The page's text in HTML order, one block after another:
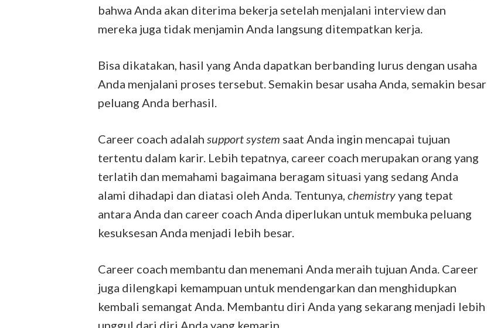
bahwa Anda akan diterima bekerja setelah menjalani interview dan
mereka juga tidak menjamin Anda langsung ditempatkan kerja.
Bisa dikatakan, hasil yang Anda dapatkan berbanding lurus dengan usaha
Anda menjalani proses tersebut. Semakin besar usaha Anda, semakin besar
peluang Anda berhasil.
Career coach adalah support system saat Anda ingin mencapai tujuan
tertentu dalam karir. Lebih tepatnya, career coach merupakan orang yang
terlatih dan memahami bagaimana beragam situasi yang sedang Anda
alami dihadapi dan diatasi oleh Anda. Tentunya, chemistryyang tepat
antara Anda dan career coach Anda diperlukan untuk membuka peluang
kesuksesan Anda menjadi lebih besar.
Career coach membantu dan menemani Anda meraih tujuan Anda. Career
juga dilengkapi kemampuan untuk mendengarkan dan menghidupkan
kembali semangat Anda. Membantu diri Anda yang sekarang menjadi lebih